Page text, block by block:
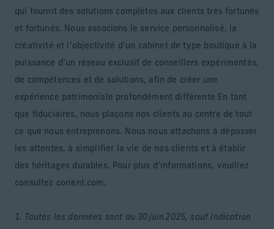
qui fournit des solutions complètes aux clients très fortunés
et fortunés. Nous associons le service personnalisé, la
créativité et l’objectivité d’un cabinet de type boutique à la
puissance d’un réseau exclusif de conseillers expérimentés,
de compétences et de solutions, afin de créer une
expérience patrimoniale profondément différente En tant
que fiduciaires, nous plaçons nos clients au centre de tout
ce que nous entreprenons. Nous nous attachons à dépasser
les attentes, à simplifier la vie de nos clients et à établir
des héritages durables. Pour plus d’informations, veuillez
consultez corient.com.
1. Toutes les données sont au 30 juin 2025, sauf indication